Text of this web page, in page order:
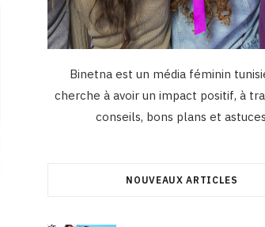
Binetna est un média féminin
cherche à avoir un impact positif, à
conseils, bons plans et
NOUVEAUX ARTICLES